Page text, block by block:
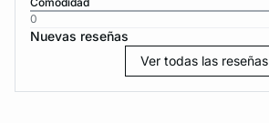
0
Nuevas reseñas
Ver todas las reseñas